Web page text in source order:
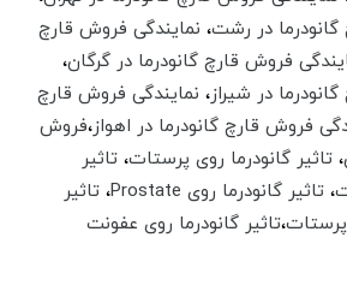
در رشت،‌ نمایندگی فروش قارچ
فروش قارچ گانودرما در گرگان،‌
در شیراز،‌ نمایندگی فروش قارچ
فروش قارچ گانودرما در اهواز،‌فروش
، تاثیر گانودرما روی پرستات،‌ تاثیر
، تاثیر گانودرما روی Prostate ، تاثیر
،‌تاثیر گانودرما روی عفونت